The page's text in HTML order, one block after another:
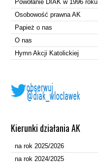
Powołanie DIAK w 1996 roku
Osobowość prawna AK
Papież o nas
O nas
Hymn Akcji Katolickiej
Kierunki działania AK
na rok 2025/2026
na rok 2024/2025